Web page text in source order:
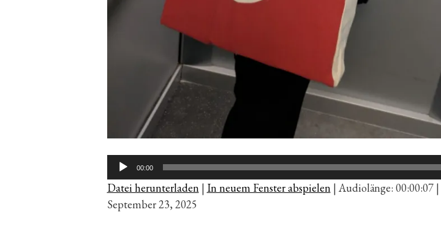
Audio-
Player
00:00
Datei herunterladen| In neuem Fenster abspielen| Audiolänge: 00:00:07|
September 23, 2025